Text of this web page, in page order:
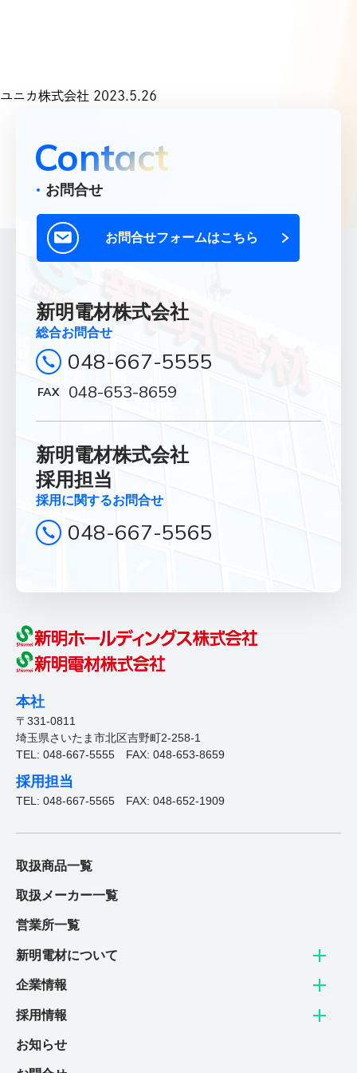
Office
営業所一覧
About Us
新明電材について
企業情報
Recruit
採用情報
News
Contact
お問合せ
総合お問合せ
048-667-5555
048-667-5565
電材業界１位を目指す新明電材で、
明るい未来を創造しませんか。
Career
中途採用
ユニカ株式会社 2023.5.26
Contact
お問合せ
お問合せフォームはこちら
新明電材株式会社
総合お問合せ
048-667-5555
048-653-8659
新明電材株式会社
採用担当
採用に関するお問合せ
048-667-5565
本社
〒331-0811
埼玉県さいたま市北区吉野町2-258-1
TEL: 048-667-5555 FAX: 048-653-8659
採用担当
TEL: 048-667-5565 FAX: 048-652-1909
取扱商品一覧
取扱メーカー一覧
営業所一覧
新明電材について
企業情報
採用情報
お知らせ